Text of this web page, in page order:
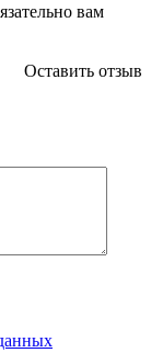
вам
Оставить отзыв